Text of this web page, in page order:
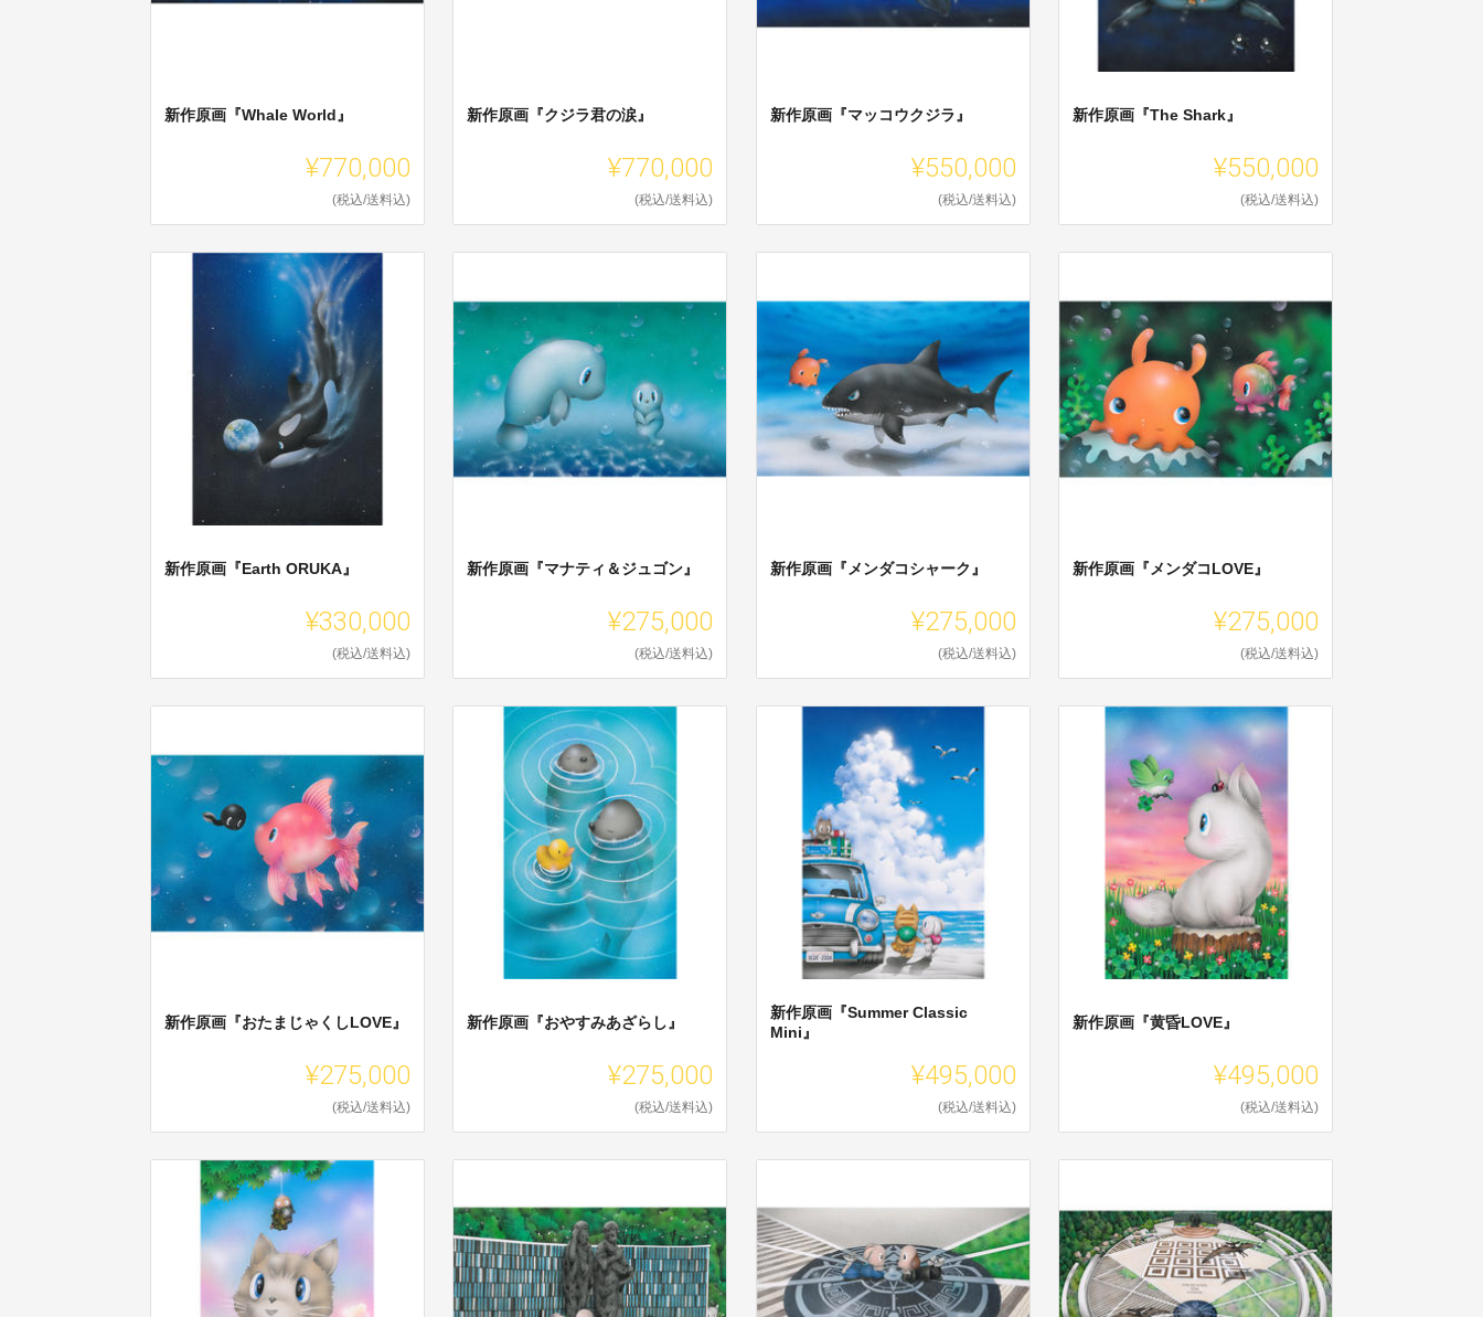
新作原画『Whale World』
¥770,000
(税込/送料込)
新作原画『クジラ君の涙』
¥770,000
(税込/送料込)
新作原画『マッコウクジラ』
¥550,000
(税込/送料込)
新作原画『The Shark』
¥550,000
(税込/送料込)
新作原画『Earth ORUKA』
¥330,000
(税込/送料込)
新作原画『マナティ＆ジュゴン』
¥275,000
(税込/送料込)
新作原画『メンダコシャーク』
¥275,000
(税込/送料込)
新作原画『メンダコLOVE』
¥275,000
(税込/送料込)
新作原画『おたまじゃくしLOVE』
¥275,000
(税込/送料込)
新作原画『おやすみあざらし』
¥275,000
(税込/送料込)
新作原画『Summer Classic
Mini』
¥495,000
(税込/送料込)
新作原画『黄昏LOVE』
¥495,000
(税込/送料込)